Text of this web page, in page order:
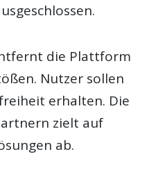
die Plattform
Nutzer sollen
erhalten. Die
zielt auf
ab.